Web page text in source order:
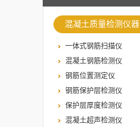
混凝土质量检测仪器
一体式钢筋扫描仪
混凝土钢筋检测仪
钢筋位置测定仪
钢筋保护层检测仪
保护层厚度检测仪
混凝土超声检测仪